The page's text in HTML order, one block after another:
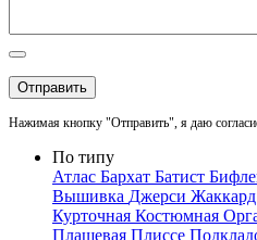
Отправить
Нажимая кнопку "Отправить", я даю
По типу
Атлас Бархат Батист
Вышивка Джерси Жаккард
Курточная Костюмная
Плащевая Плиссе